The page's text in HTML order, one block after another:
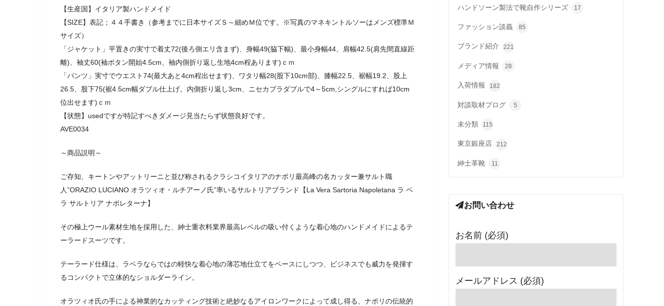
【生産国】イタリア製ハンドメイド
【SIZE】表記；４４手書き（参考までに日本サイズＳ～細めＭ位です。※写真のマネキントルソーはメンズ標準Ｍ
サイズ）
「ジャケット」平置きの実寸で着丈72(後ろ側エリ含まず)、身幅49(脇下幅)、最小身幅44、肩幅42.5(肩先間直線距
離)、袖丈60(袖ボタン開始4.5cm、袖内側折り返し生地4cm程あります)ｃｍ
「パンツ」実寸でウエスト74(最大あと4cm程出せます)、ワタリ幅28(股下10cm部)、膝幅22.5、裾幅19.2、股上
26.5、股下75(裾4.5cm幅ダブル仕上げ。内側折り返し3cm、ニセカブラダブルで4～5cm,シングルにすれば10cm
位出せます)ｃｍ
【状態】usedですが特記すべきダメージ見当たらず状態良好です。
AVE0034
～商品説明～
ご存知、キートンやアットリーニと並び称されるクラシコイタリアのナポリ最高峰の名カッター兼サルト職
人”ORAZIO LUCIANO オラツィオ・ルチアーノ氏”率いるサルトリアブランド【La Vera Sartoria Napoletana ラ ベ
ラ サルトリア ナポレターナ】
その極上ウール素材生地を採用した、紳士重衣料業界最高レベルの吸い付くような着心地のハンドメイドによるテ
ーラードスーツです。
テーラード仕様は、ラベラならではの軽快な着心地の薄芯地仕立てをベースにしつつ、ビジネスでも威力を発揮す
るコンパクトで立体的なショルダーライン。
オラツィオ氏の手による神業的なカッティング技術と絶妙なるアイロンワークによって成し得る、ナポリの伝統的
ハンドソーン製法で靴自作シリーズ 17
ファッション談義 85
ブランド紹介 221
メディア情報 28
入荷情報 182
対談取材ブログ 5
未分類 115
東京銀座店 212
紳士革靴 11
お問い合わせ
お名前 (必須)
メールアドレス (必須)